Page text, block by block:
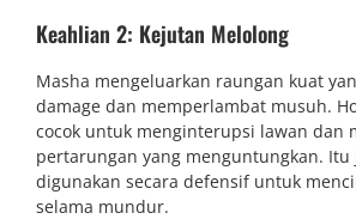
Keahlian 2: Kejutan Melolong
Masha mengeluarkan raungan kuat
damage dan memperlambat musuh.
cocok untuk menginterupsi lawan dan
pertarungan yang menguntungkan. Itu
digunakan secara defensif untuk
selama mundur.